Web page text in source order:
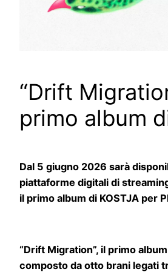
“Drift
primo album
Dal 5 giugno 2026 sarà
piattaforme digitali di
il primo album di KOSTJA per
“Drift Migration”, il primo
composto da otto brani legati